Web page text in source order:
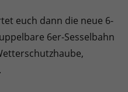
euch dann die neue 6-
6er-Sesselbahn